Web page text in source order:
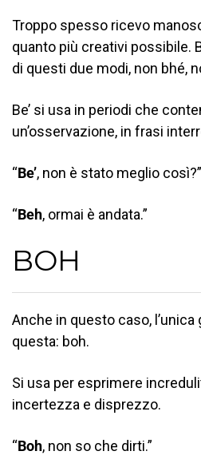
Troppo spesso ricevo
quanto più creativi possibile.
di questi due modi, non bhé,
Be’ si usa in periodi che
un’osservazione, in frasi
“Be’, non è stato meglio così?”
“Beh, ormai è andata.”
BOH
Anche in questo caso,
questa: boh.
Si usa per esprimere
incertezza e disprezzo.
“Boh, non so che dirti.”